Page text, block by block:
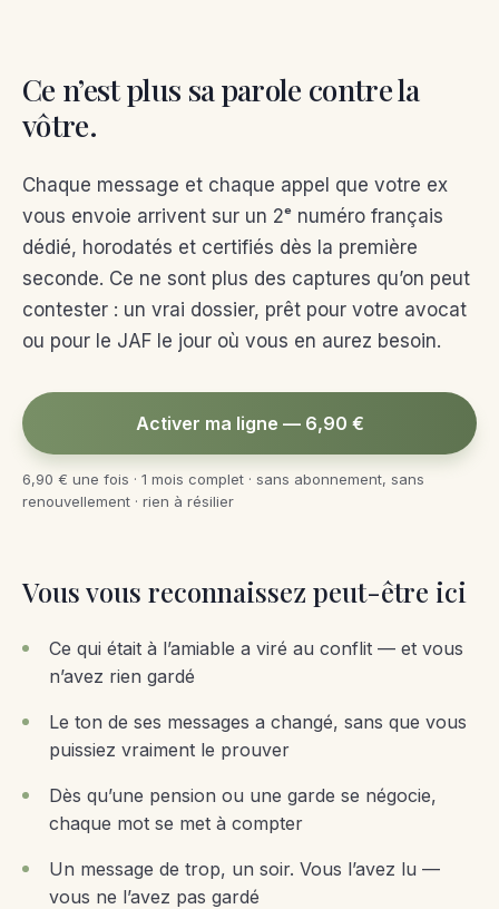
Ce n’est plus sa parole contre la
vôtre.
Chaque message et chaque appel que votre ex
vous envoie arrivent sur un 2ᵉ numéro français
dédié, horodatés et certifiés dès la première
seconde. Ce ne sont plus des captures qu’on peut
contester : un vrai dossier, prêt pour votre avocat
ou pour le JAF le jour où vous en aurez besoin.
Activer ma ligne — 6,90 €
6,90 € une fois · 1 mois complet · sans abonnement, sans
renouvellement · rien à résilier
Vous vous reconnaissez peut-être ici
Ce qui était à l’amiable a viré au conflit — et vous
n’avez rien gardé
Le ton de ses messages a changé, sans que vous
puissiez vraiment le prouver
Dès qu’une pension ou une garde se négocie,
chaque mot se met à compter
Un message de trop, un soir. Vous l’avez lu —
vous ne l’avez pas gardé